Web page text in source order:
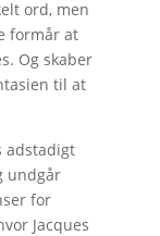
ord, men
formår at
Og skaber
til at
adstadigt
undgår
for
Jacques